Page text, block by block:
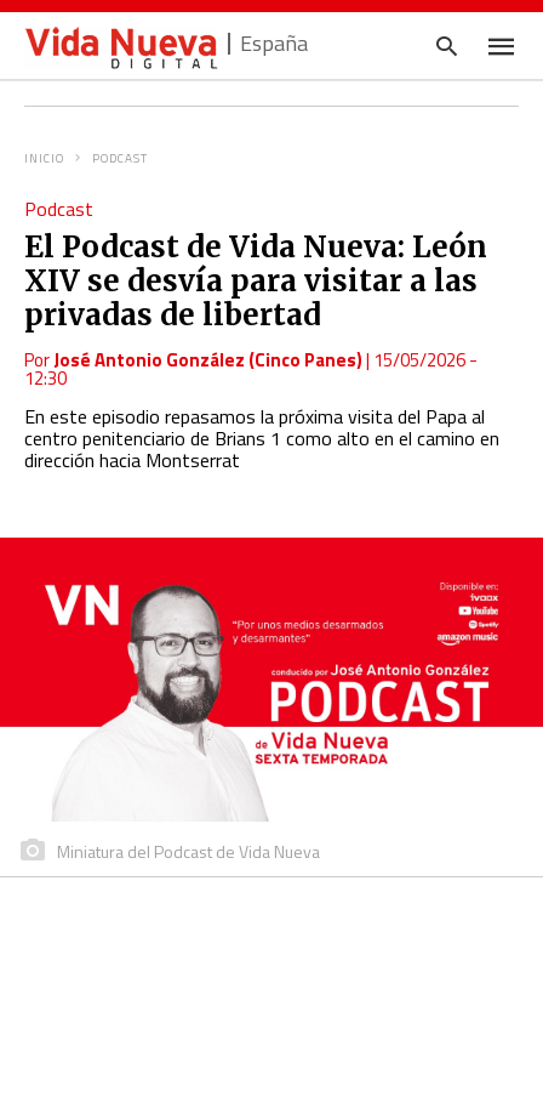
España
y
INICIO PODCAST
Podcast
El Podcast de Vida Nueva: León
XIV se desvía para visitar a las
privadas de libertad
PorJosé Antonio González (Cinco Panes)| 15/05/2026 -
12:30
En este episodio repasamos la próxima visita del Papa al
centro penitenciario de Brians 1 como alto en el camino en
dirección hacia Montserrat
Miniatura del Podcast de Vida Nueva